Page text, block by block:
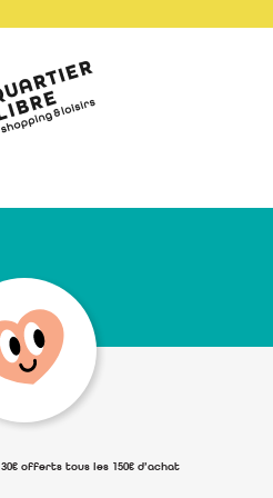
30€ offerts tous les 150€ d’achat